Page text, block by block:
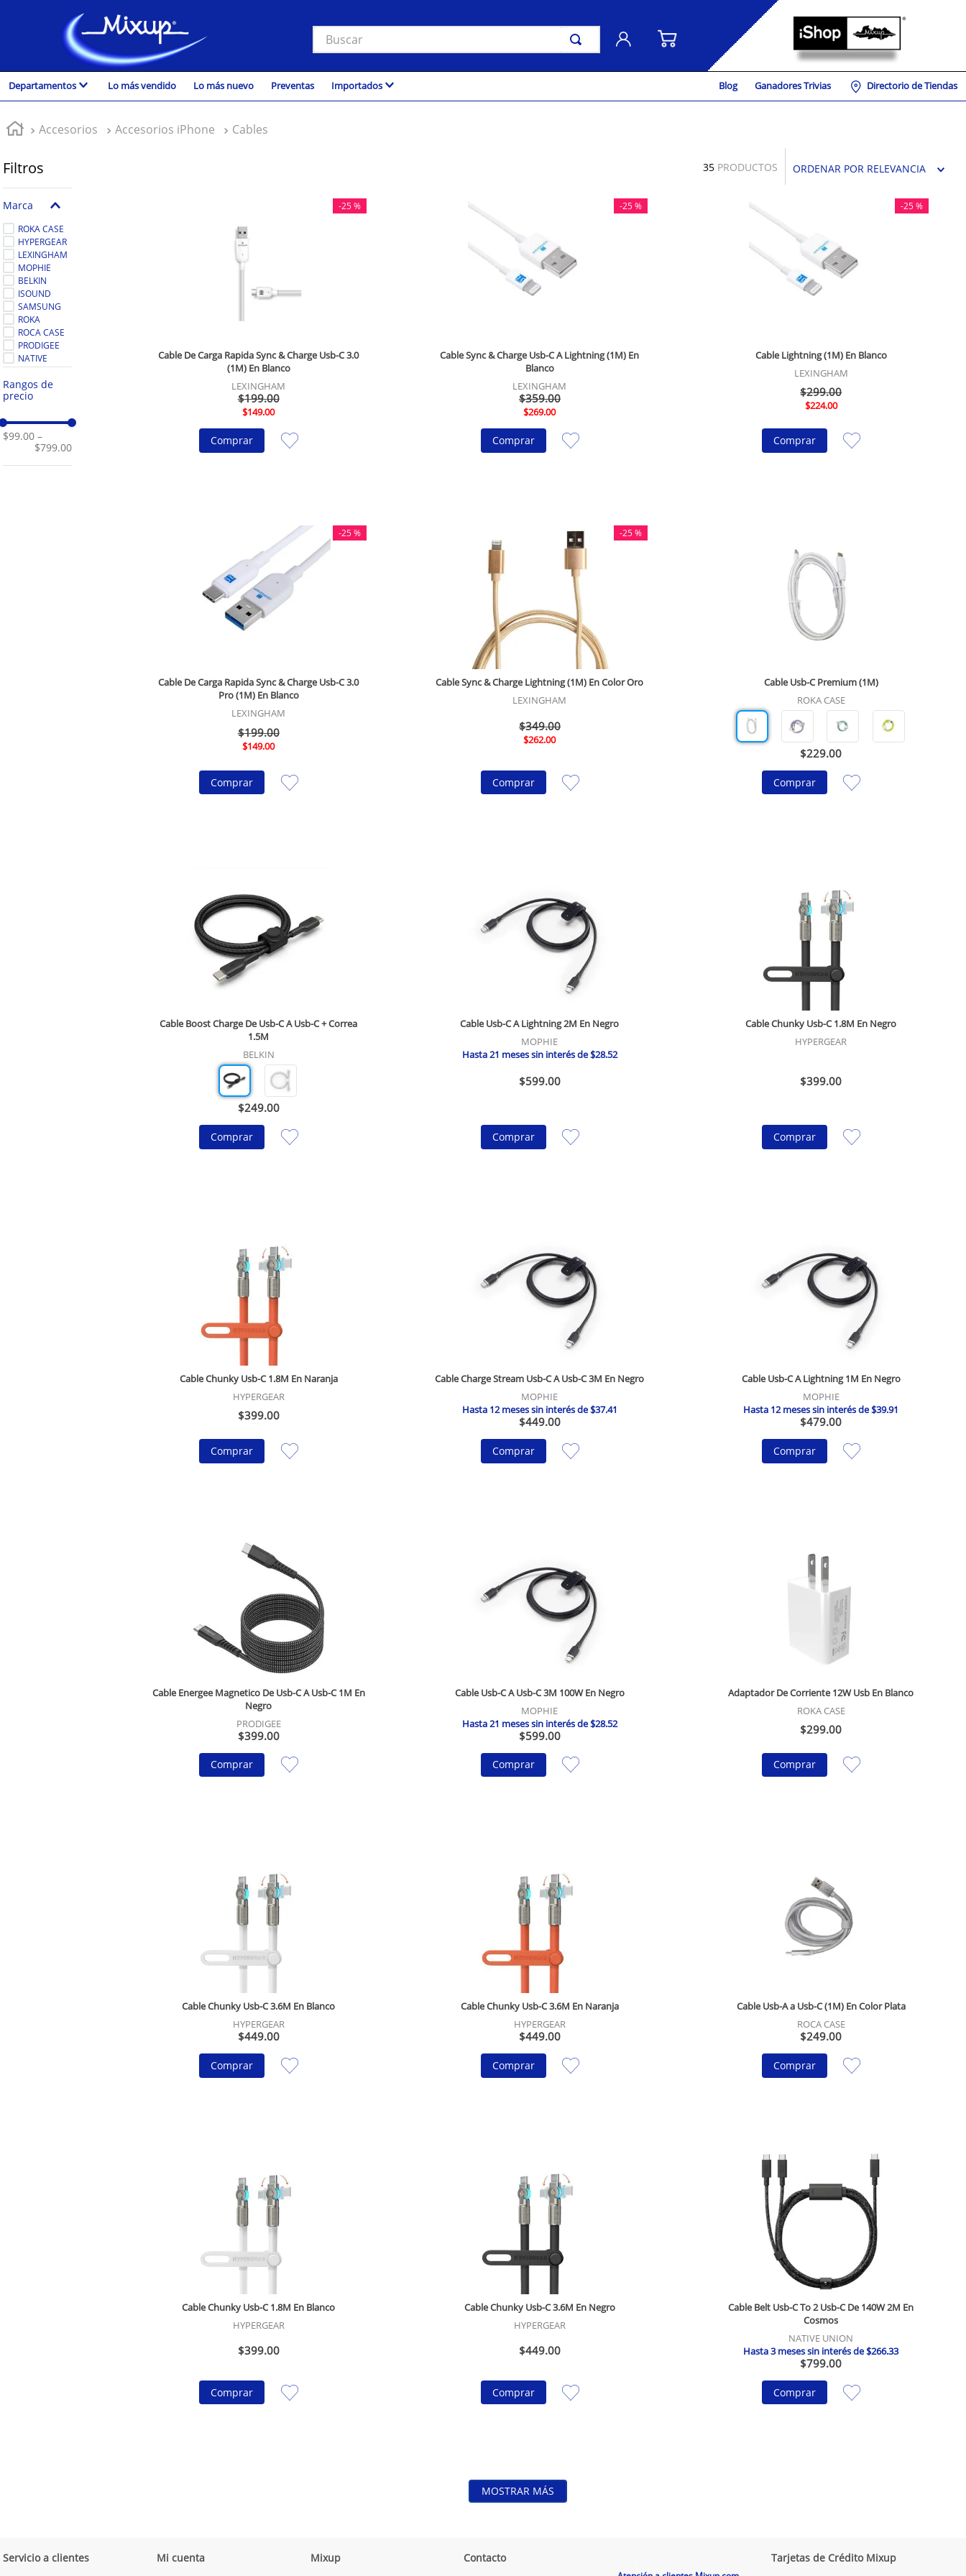
Buscar
Departamentos Lo más vendido Lo más nuevo Preventas Importados Blog Ganadores Trivias Directorio de Tiendas
Accesorios Accesorios iPhone Cables
Filtros
Marca
ROKA CASE
HYPERGEAR
LEXINGHAM
MOPHIE
BELKIN
ISOUND
SAMSUNG
ROKA
ROCA CASE
PRODIGEE
NATIVE
UNION
Rangos de
precio
$99.00 –
$799.00
35 PRODUCTOS ORDENAR POR RELEVANCIA
-25 %
Cable De Carga Rapida Sync & Charge Usb-C 3.0
(1M) En Blanco
LEXINGHAM
$199.00
$149.00
Comprar
-25 %
Cable Sync & Charge Usb-C A Lightning (1M) En
Blanco
LEXINGHAM
$359.00
$269.00
Comprar
-25 %
Cable Lightning (1M) En Blanco
LEXINGHAM
$299.00
$224.00
Comprar
-25 %
Cable De Carga Rapida Sync & Charge Usb-C 3.0
Pro (1M) En Blanco
LEXINGHAM
$199.00
$149.00
Comprar
-25 %
Cable Sync & Charge Lightning (1M) En Color Oro
LEXINGHAM
$349.00
$262.00
Comprar
Cable Usb-C Premium (1M)
ROKA CASE
$229.00
Comprar
Cable Boost Charge De Usb-C A Usb-C + Correa
1.5M
BELKIN
$249.00
Comprar
Cable Usb-C A Lightning 2M En Negro
MOPHIE
Hasta21 meses sin interés de$28.52
$599.00
Comprar
Cable Chunky Usb-C 1.8M En Negro
HYPERGEAR
$399.00
Comprar
Cable Chunky Usb-C 1.8M En Naranja
HYPERGEAR
$399.00
Comprar
Cable Charge Stream Usb-C A Usb-C 3M En Negro
MOPHIE
Hasta 12meses sin interés de$37.41
$449.00
Comprar
Cable Usb-C A Lightning 1M En Negro
MOPHIE
Hasta 12meses sin interés de$39.91
$479.00
Comprar
Cable Energee Magnetico De Usb-C A Usb-C 1M En
Negro
PRODIGEE
$399.00
Comprar
Cable Usb-C A Usb-C 3M 100W En Negro
MOPHIE
Hasta21 meses sin interés de$28.52
$599.00
Comprar
Adaptador De Corriente 12W Usb En Blanco
ROKA CASE
$299.00
Comprar
Cable Chunky Usb-C 3.6M En Blanco
HYPERGEAR
$449.00
Comprar
Cable Chunky Usb-C 3.6M En Naranja
HYPERGEAR
$449.00
Comprar
Cable Usb-A a Usb-C (1M) En Color Plata
ROCA CASE
$249.00
Comprar
Cable Chunky Usb-C 1.8M En Blanco
HYPERGEAR
$399.00
Comprar
Cable Chunky Usb-C 3.6M En Negro
HYPERGEAR
$449.00
Comprar
Cable Belt Usb-C To 2 Usb-C De 140W 2M En
Cosmos
NATIVE UNION
Hasta3meses sin interés de$266.33
$799.00
Comprar
MOSTRAR MÁS
Servicio a clientes Mi cuenta Mixup Contacto Tarjetas de Crédito Mixup
TÉRMINOS MÁS BUSCADOS
1.
vinil